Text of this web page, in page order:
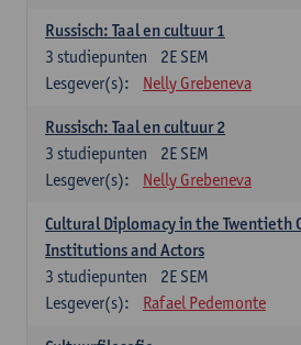
Russisch: Taal en cultuur 1
2E SEM
3 studiepunten
Lesgever(s):
Nelly Grebeneva
Russisch: Taal en cultuur 2
2E SEM
3 studiepunten
Lesgever(s):
Nelly Grebeneva
Cultural Diplomacy in the Twentieth
Institutions and Actors
2E SEM
3 studiepunten
Lesgever(s):
Rafael Pedemonte